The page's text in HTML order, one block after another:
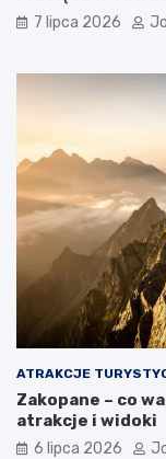
7 lipca 2026
ATRAKCJE
Zakopane – co
atrakcje i widoki
6 lipca 2026